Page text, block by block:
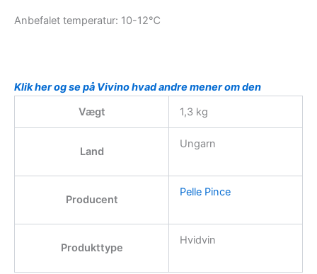
Anbefalet temperatur: 10-12℃
Klik her og se på Vivino hvad andre mener om den
Vægt
1,3 kg
Land
Ungarn
Producent
Pelle Pince
Produkttype
Hvidvin